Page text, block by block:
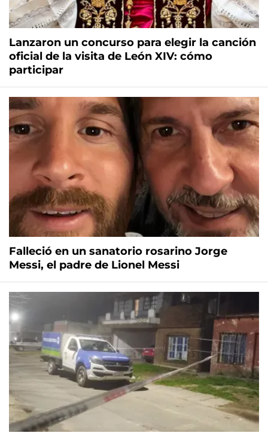
Lanzaron un concurso para elegir la canción
oficial de la visita de León XIV: cómo
participar
Falleció en un sanatorio rosarino Jorge
Messi, el padre de Lionel Messi